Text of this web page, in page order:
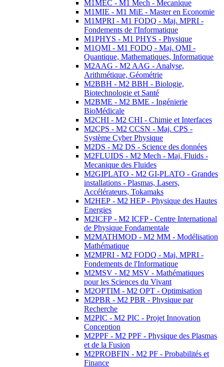
M1MEC - M1 Mech - Mecanique
M1MIE - M1 MiE - Master en Economie
M1MPRI - M1 FODQ - Maj. MPRI -
Fondements de l'Informatique
M1PHYS - M1 PHYS - Physique
M1QMI - M1 FODQ - Maj. QMI -
Quantique, Mathematiques, Informatique
M2AAG - M2 AAG - Analyse,
Arithmétique, Géométrie
M2BBH - M2 BBH - Biologie,
Biotechnologie et Santé
M2BME - M2 BME - Ingénierie
BioMédicale
M2CHI - M2 CHI - Chimie et Interfaces
M2CPS - M2 CCSN - Maj. CPS -
Système Cyber Physique
M2DS - M2 DS - Science des données
M2FLUIDS - M2 Mech - Maj. Fluids -
Mecanique des Fluides
M2GIPLATO - M2 GI-PLATO - Grandes
installations - Plasmas, Lasers,
Accélérateurs, Tokamaks
M2HEP - M2 HEP - Physique des Hautes
Energies
M2ICFP - M2 ICFP - Centre International
de Physique Fondamentale
M2MATHMOD - M2 MM - Modélisation
Mathématique
M2MPRI - M2 FODQ - Maj. MPRI -
Fondements de l'Informatique
M2MSV - M2 MSV - Mathématiques
pour les Sciences du Vivant
M2OPTIM - M2 OPT - Optimisation
M2PBR - M2 PBR - Physique par
Recherche
M2PIC - M2 PIC - Projet Innovation
Conception
M2PPF - M2 PPF - Physique des Plasmas
et de la Fusion
M2PROBFIN - M2 PF - Probabilités et
Finance